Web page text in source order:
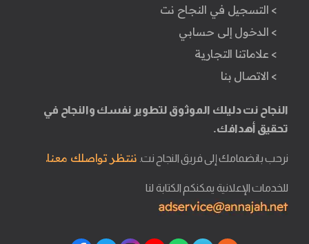
> التسجيل في النجاح نت
> الدخول إلى حسابي
> علاماتنا التجارية
> الاتصال بنا
النجاح نت دليلك الموثوق لتطوير نفسك والنجاح في
تحقيق أهدافك.
نرحب بانضمامك إلى فريق النجاح نت. ننتظر تواصلك معنا.
للخدمات الإعلانية يمكنكم الكتابة لنا